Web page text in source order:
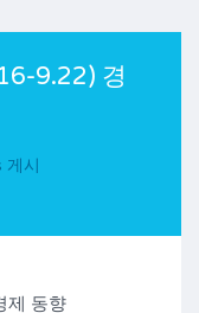
9.22) 경
게시
제 동향